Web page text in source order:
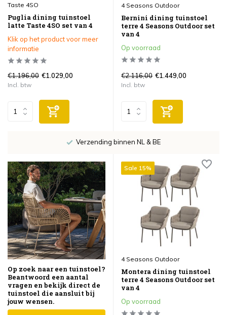
Taste 4SO
Puglia dining tuinstoel
latte Taste 4SO set van 4
Klik op het product voor meer
informatie
€1.196,00 €1.029,00
Incl. btw
4 Seasons Outdoor
Bernini dining tuinstoel
terre 4 Seasons Outdoor set
van 4
Op voorraad
€2.116,00 €1.449,00
Incl. btw
Snelle bezorging
Op zoek naar een tuinstoel?
Beantwoord een aantal
vragen en bekijk direct de
tuinstoel die aansluit bij
jouw wensen.
Sale 15%
4 Seasons Outdoor
Montera dining tuinstoel
terre 4 Seasons Outdoor set
van 4
Op voorraad